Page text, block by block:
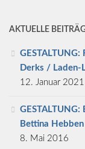
AKTUELLE
Derks / Laden-
12. Januar 2021
Bettina Hebben
8. Mai 2016